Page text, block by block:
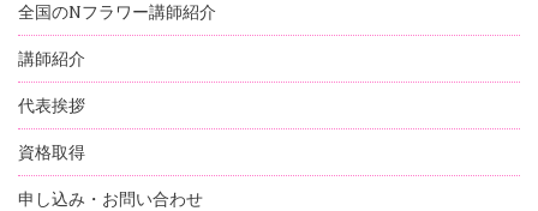
全国のNフラワー講師紹介
講師紹介
代表挨拶
資格取得
申し込み・お問い合わせ